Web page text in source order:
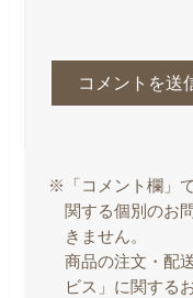
※「コメント欄」
関する個別のお
きません。
商品の注文・配
ビス」に関する